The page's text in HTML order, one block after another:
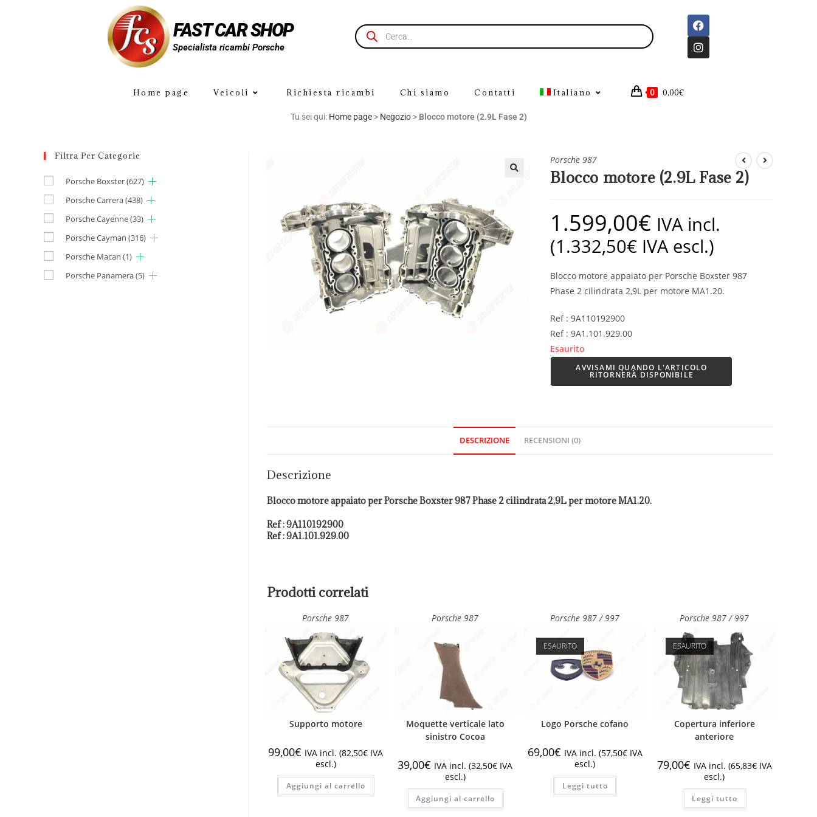
FAST CAR SHOP
Specialista ricambi Porsche
Home page Veicoli Richiesta ricambi Chi siamo Contatti Italiano 0 0,00€
Tu sei qui: Home page> Negozio> Blocco motore (2.9L Fase 2)
Porsche 987
Blocco motore (2.9L Fase 2)
1.599,00€ IVA incl.
(1.332,50€ IVA escl.)
Blocco motore appaiato per Porsche Boxster 987
Phase 2 cilindrata 2,9L per motore MA1.20.
Ref : 9A110192900
Ref : 9A1.101.929.00
Esaurito
AVVISAMI QUANDO L'ARTICOLO
RITORNERÀ DISPONIBILE
DESCRIZIONE RECENSIONI (0)
Descrizione
Blocco motore appaiato per Porsche Boxster 987 Phase 2 cilindrata 2,9L per motore MA1.20.
Ref : 9A110192900
Ref : 9A1.101.929.00
Prodotti correlati
Porsche 987
Supporto motore
99,00€ IVA incl. (82,50€ IVA
escl.)
Aggiungi al carrello
Porsche 987
Moquette verticale lato
sinistro Cocoa
39,00€ IVA incl. (32,50€ IVA
escl.)
Aggiungi al carrello
Porsche 987 / 997
ESAURITO
Logo Porsche cofano
69,00€ IVA incl. (57,50€IVA
escl.)
Leggi tutto
Porsche 987 / 997
ESAURITO
Copertura inferiore
anteriore
79,00€ IVA incl. (65,83€IVA
escl.)
Leggi tutto
Filtra Per Categorie
Porsche Boxster(627)
Porsche Carrera(438)
Porsche Cayenne(33)
Porsche Cayman (316)
Porsche Macan (1)
Porsche Panamera(5)